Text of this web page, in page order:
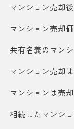
マンション売却
マンション売却
共有名義のマン
マンション売却
マンションは売
相続したマンシ